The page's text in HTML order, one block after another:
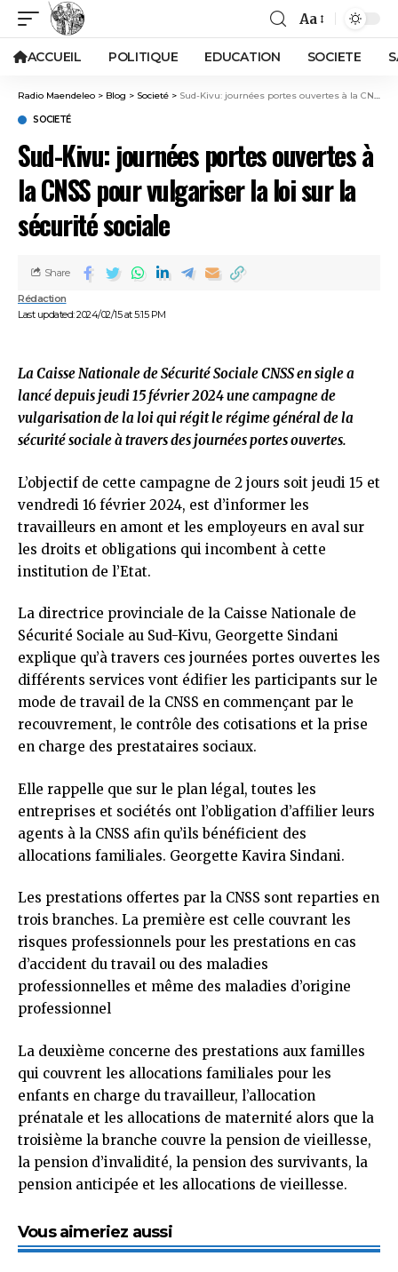
Aa
ACCUEIL POLITIQUE EDUCATION SOCIETE
Radio Maendeleo > Blog > Societé > Sud-Kivu: journées portes ouvertes à la CNSS pour vulgariser la loi sur la sécurité sociale
SOCIETÉ
Sud-Kivu: journées portes ouvertes à
la CNSS pour vulgariser la loi sur la
sécurité sociale
Last updated: 2024/02/15 at 5:15 PM
Rédaction
Share
La Caisse Nationale de Sécurité Sociale CNSS en sigle a
lancé depuis jeudi 15 février 2024 une campagne de
vulgarisation de la loi qui régit le régime général de la
sécurité sociale à travers des journées portes ouvertes.
L’objectif de cette campagne de 2 jours soit jeudi 15 et
vendredi 16 février 2024, est d’informer les
travailleurs en amont et les employeurs en aval sur
les droits et obligations qui incombent à cette
institution de l’Etat.
La directrice provinciale de la Caisse Nationale de
Sécurité Sociale au Sud-Kivu, Georgette Sindani
explique qu’à travers ces journées portes ouvertes les
différents services vont édifier les participants sur le
mode de travail de la CNSS en commençant par le
recouvrement, le contrôle des cotisations et la prise
en charge des prestataires sociaux.
Elle rappelle que sur le plan légal, toutes les
entreprises et sociétés ont l’obligation d’affilier leurs
agents à la CNSS afin qu’ils bénéficient des
allocations familiales. Georgette Kavira Sindani.
Les prestations offertes par la CNSS sont reparties en
trois branches. La première est celle couvrant les
risques professionnels pour les prestations en cas
d’accident du travail ou des maladies
professionnelles et même des maladies d’origine
professionnel
La deuxième concerne des prestations aux familles
qui couvrent les allocations familiales pour les
enfants en charge du travailleur, l’allocation
prénatale et les allocations de maternité alors que la
troisième la branche couvre la pension de vieillesse,
la pension d’invalidité, la pension des survivants, la
pension anticipée et les allocations de vieillesse.
Vous aimeriez aussi